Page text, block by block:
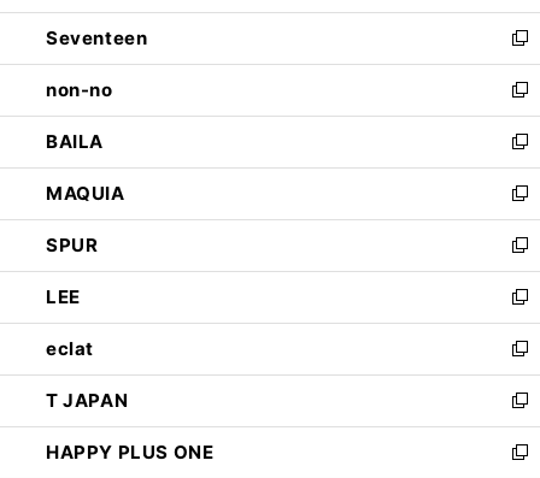
開
く
ウ
で
開
く
ン
ド
ウ
で
開
く
Seventeen
新
し
い
ウ
ィ
ン
ド
ウ
で
開
く
non-no
新
し
い
ウ
ィ
ン
ド
ウ
で
開
く
BAILA
新
し
い
ウ
ィ
ン
ド
ウ
で
開
く
MAQUIA
新
し
い
ウ
ィ
ン
ド
ウ
で
開
く
SPUR
新
し
い
ウ
ィ
ン
ド
ウ
で
LEE
新
し
い
ウ
ィ
ン
ド
eclat
新
し
い
ウ
ィ
T JAPAN
新
し
い
HAPPY PLUS ONE
新